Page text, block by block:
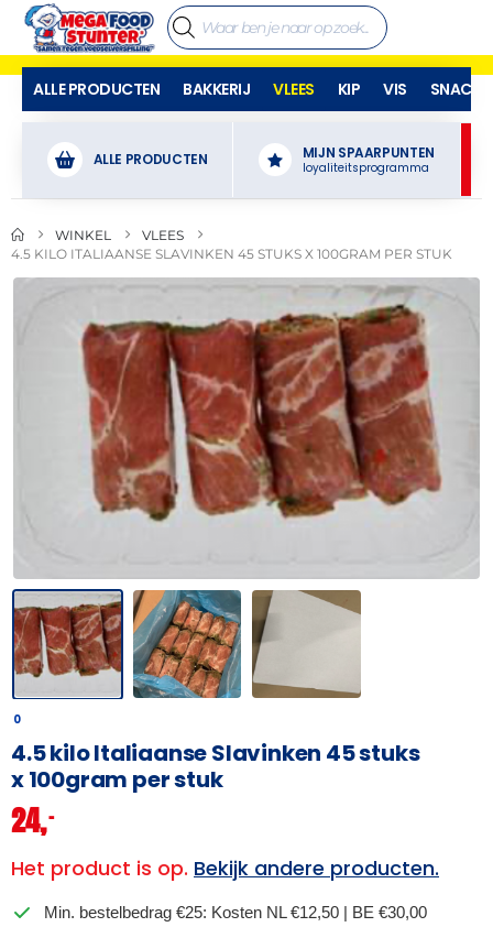
ALLE PRODUCTEN BAKKERIJ VLEES KIP VIS SNACKS
ALLE PRODUCTEN MIJN SPAARPUNTEN
loyaliteitsprogramma
WINKEL
VLEES
4.5 KILO ITALIAANSE SLAVINKEN 45 STUKS X 100GRAM PER STUK
0
4.5 kilo Italiaanse Slavinken 45 stuks
x 100gram per stuk
24,–
Het product is op. Bekijk andere producten.
Min. bestelbedrag €25: Kosten NL €12,50 | BE €30,00